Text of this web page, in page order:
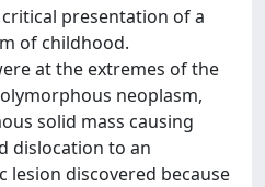
presentation of a
of childhood.
at the extremes of the
neoplasm,
solid mass causing
dislocation to an
lesion discovered because